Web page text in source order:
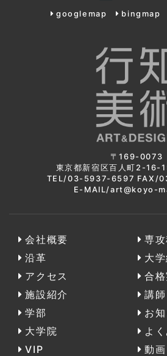
googlemap bingmap
〒169-0073
東京都新宿区百人町2-16-
TEL/03-5937-6597 FAX/
E-MAIL/art@koyo-
会社概要
沿革
アクセス
施設紹介
学部
大学院
VIP
専攻
大
合
講師
お
よ
動画